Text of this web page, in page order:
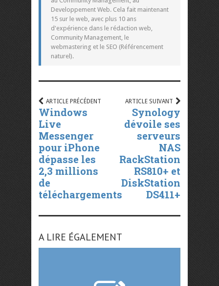
Developpement Web. Cela fait maintenant
15 sur le web, avec plus 10 ans
d'expérience dans le rédaction web,
Community Management, le
webmastering et le SEO (Référencement
naturel).
ARTICLE PRÉCÉDENT
Windows
Live
Messenger
pour iPhone
dépasse les
2,3 millions
de
téléchargements
ARTICLE SUIVANT
Synology
dévoile ses
serveurs
NAS
RackStation
RS810+ et
DiskStation
DS411+
A LIRE ÉGALEMENT